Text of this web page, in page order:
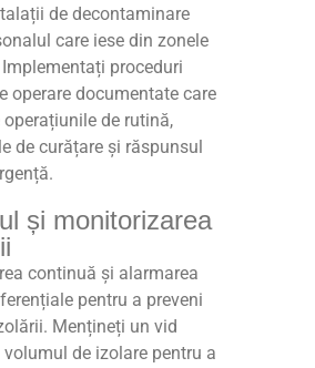
de decontaminare
care iese din zonele
proceduri
operare documentate care
operațiunile de rutină,
de curățare și răspunsul
și monitorizarea
continuă și alarmarea
pentru a preveni
Mențineți un vid
de izolare pentru a